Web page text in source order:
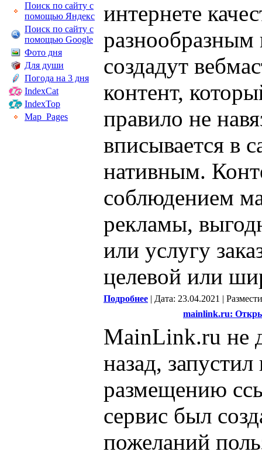
Поиск по сайту с
помощью Яндекс
Поиск по сайту с
помощью Google
Фото дня
Для души
Погода на 3 дня
IndexCat
IndexTop
Map_Pages
интернете
разнообразным
создадут
контент,
правило не
вписывается в
нативным.
соблюдением
рекламы,
или услугу
целевой или
Подробнее | Дата: 23.04.2021 |
mainlink.ru:
MainLink.ru не
назад,
размещению
сервис был
пожеланий